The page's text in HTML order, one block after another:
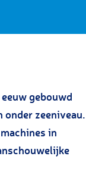
gebouwd
onder zeeniveau.
in